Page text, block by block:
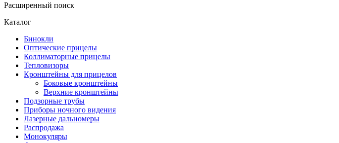
Расширенный поиск
Каталог
Бинокли
Оптические прицелы
Коллиматорные прицелы
Тепловизоры
Кронштейны для прицелов
Боковые кронштейны
Верхние кронштейны
Подзорные трубы
Приборы ночного видения
Лазерные дальномеры
Распродажа
Монокуляры